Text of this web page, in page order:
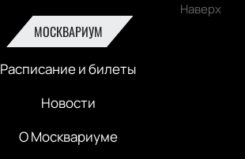
Наверх
МОСКВАРИУМ
Расписание и билеты
Новости
О Москвариуме